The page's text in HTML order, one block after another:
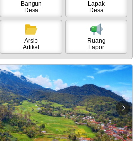
Bangun
Desa
Lapak
Desa
Arsip
Artikel
Ruang
Lapor